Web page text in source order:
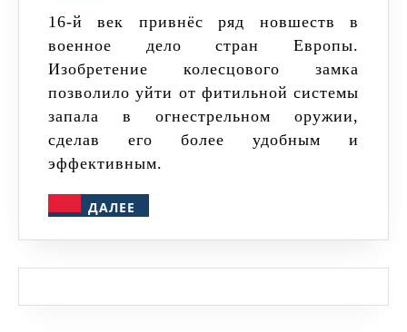
драгуны
и
16-й век привнёс ряд новшеств в
военное дело стран Европы.
Изобретение колесцового замка
позволило уйти от фитильной системы
запала в огнестрельном оружии,
сделав его более удобным и
эффективным.
ДАЛЕЕ